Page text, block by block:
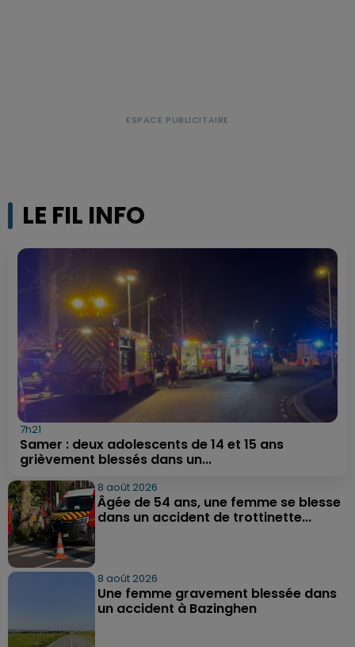
LE FIL INFO
7h21
Samer : deux adolescents de 14 et 15 ans
grièvement blessés dans un...
8 août 2026
Âgée de 54 ans, une femme se blesse
dans un accident de trottinette...
8 août 2026
Une femme gravement blessée dans
un accident à Bazinghen